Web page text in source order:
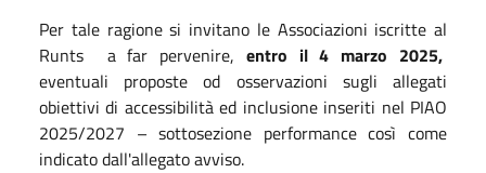
Per tale ragione si invitano le Associazioni iscritte al
Runts a far pervenire, entro il 4 marzo 2025,
eventuali proposte od osservazioni sugli allegati
obiettivi di accessibilità ed inclusione inseriti nel PIAO
2025/2027 – sottosezione performance così come
indicato dall'allegato avviso.